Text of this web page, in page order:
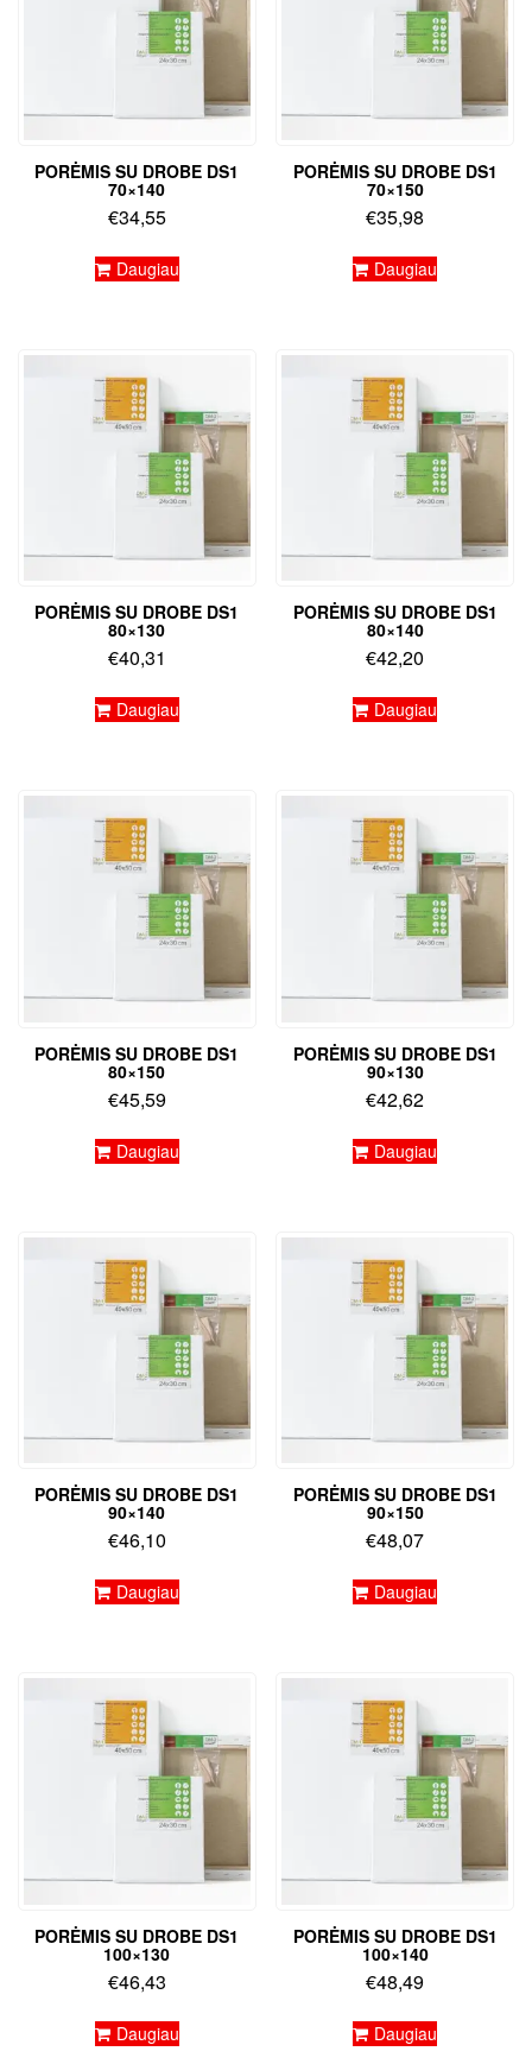
PORĖMIS SU DROBE DS1
70×140
€34,55
Daugiau
PORĖMIS SU DROBE DS1
70×150
€35,98
Daugiau
PORĖMIS SU DROBE DS1
80×130
€40,31
Daugiau
PORĖMIS SU DROBE DS1
80×140
€42,20
Daugiau
PORĖMIS SU DROBE DS1
80×150
€45,59
Daugiau
PORĖMIS SU DROBE DS1
90×130
€42,62
Daugiau
PORĖMIS SU DROBE DS1
90×140
€46,10
Daugiau
PORĖMIS SU DROBE DS1
90×150
€48,07
Daugiau
PORĖMIS SU DROBE DS1
100×130
€46,43
Daugiau
PORĖMIS SU DROBE DS1
100×140
€48,49
Daugiau